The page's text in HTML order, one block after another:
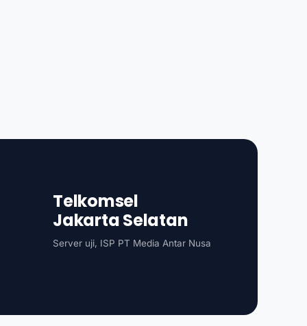
Telkomsel
Jakarta Selatan
Server uji, ISP PT Media Antar Nusa